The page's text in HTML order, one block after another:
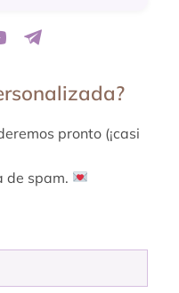
pronto (¡casi
de spam.